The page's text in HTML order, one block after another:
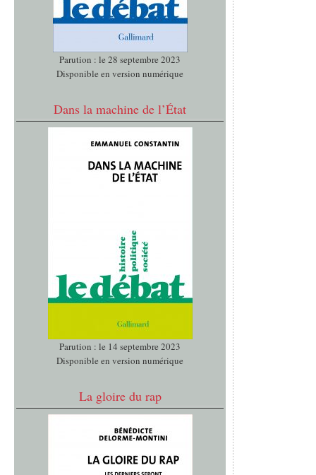
Parution : le 28 septembre 2023
Disponible en version numérique
Dans la machine de l’État
Parution : le 14 septembre 2023
Disponible en version numérique
La gloire du rap